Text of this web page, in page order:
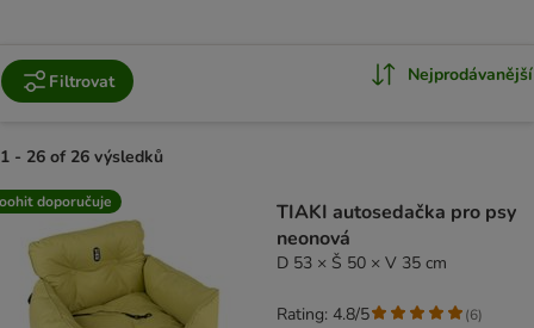
Filtrovat Nejprodávanější
1 - 26 of 26 výsledků
product items have been changed
doporučuje
TIAKI autosedačka pro psy
neonová
D 53 × Š 50 × V 35 cm
Rating: 4.8/5 (6)